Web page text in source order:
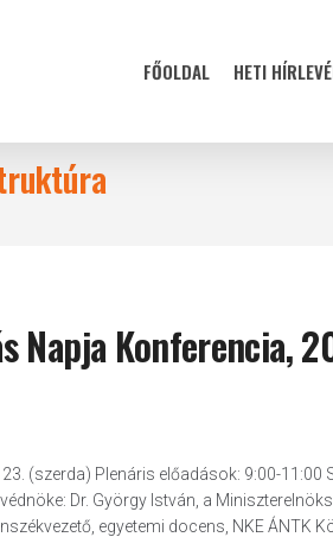
FŐOLDAL HETI
Napja Konferencia,
(szerda) Plenáris előadások: 9:00-11:00
Dr. György István, a
egyetemi docens, NKE ÁNTK